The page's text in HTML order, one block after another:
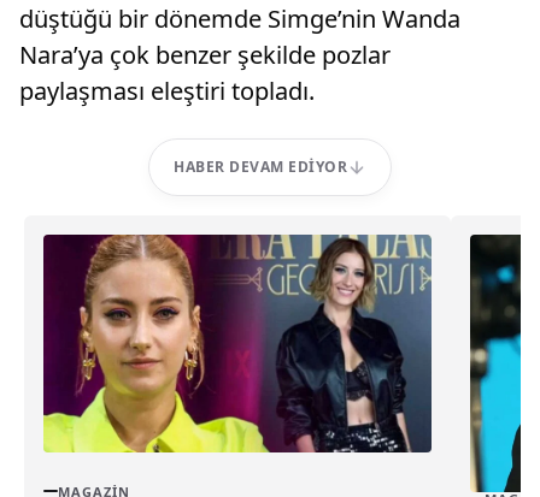
düştüğü bir dönemde Simge’nin Wanda
Nara’ya çok benzer şekilde pozlar
paylaşması eleştiri topladı.
HABER DEVAM EDIYOR
MAGAZIN